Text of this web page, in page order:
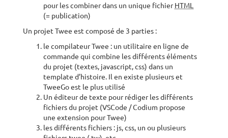
pour les combiner dans un unique fichierHTML
(= publication)
Un projet Twee est composé de 3 parties :
le compilateur Twee : un utilitaire en ligne de
commande qui combine les différents éléments
du projet (textes, javascript, css) dans un
template d’histoire. Il en existe plusieurs et
TweeGo est le plus utilisé
Un éditeur de texte pour rédiger les différents
fichiers du projet (VSCode / Codium propose
une extension pour Twee)
les différents fichiers : js, css, un ou plusieurs